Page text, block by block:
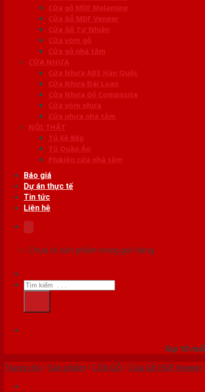
Cửa gỗ MDF Melamine
Cửa Gỗ MDF Veneer
Cửa Gỗ Tự Nhiên
Cửa vòm gỗ
Cửa gỗ nhà tắm
CỬA NHỰA
Cửa Nhựa ABS Hàn Quốc
Cửa Nhựa Đài Loan
Cửa Nhựa Gỗ Composite
Cửa vòm nhựa
Cửa nhựa nhà tắm
NỘI THẤT
Tủ Kệ Bếp
Tủ Quần Áo
Phụ kiện cửa nhà tắm
Báo giá
Dự án thực tế
Tin tức
Liên hệ
Chưa có sản phẩm trong giỏ hàng.
Tìm
kiếm:
Top 10
Trang chủ /Sản phẩm /CỬA GỖ /Cửa Gỗ HDF Veneer